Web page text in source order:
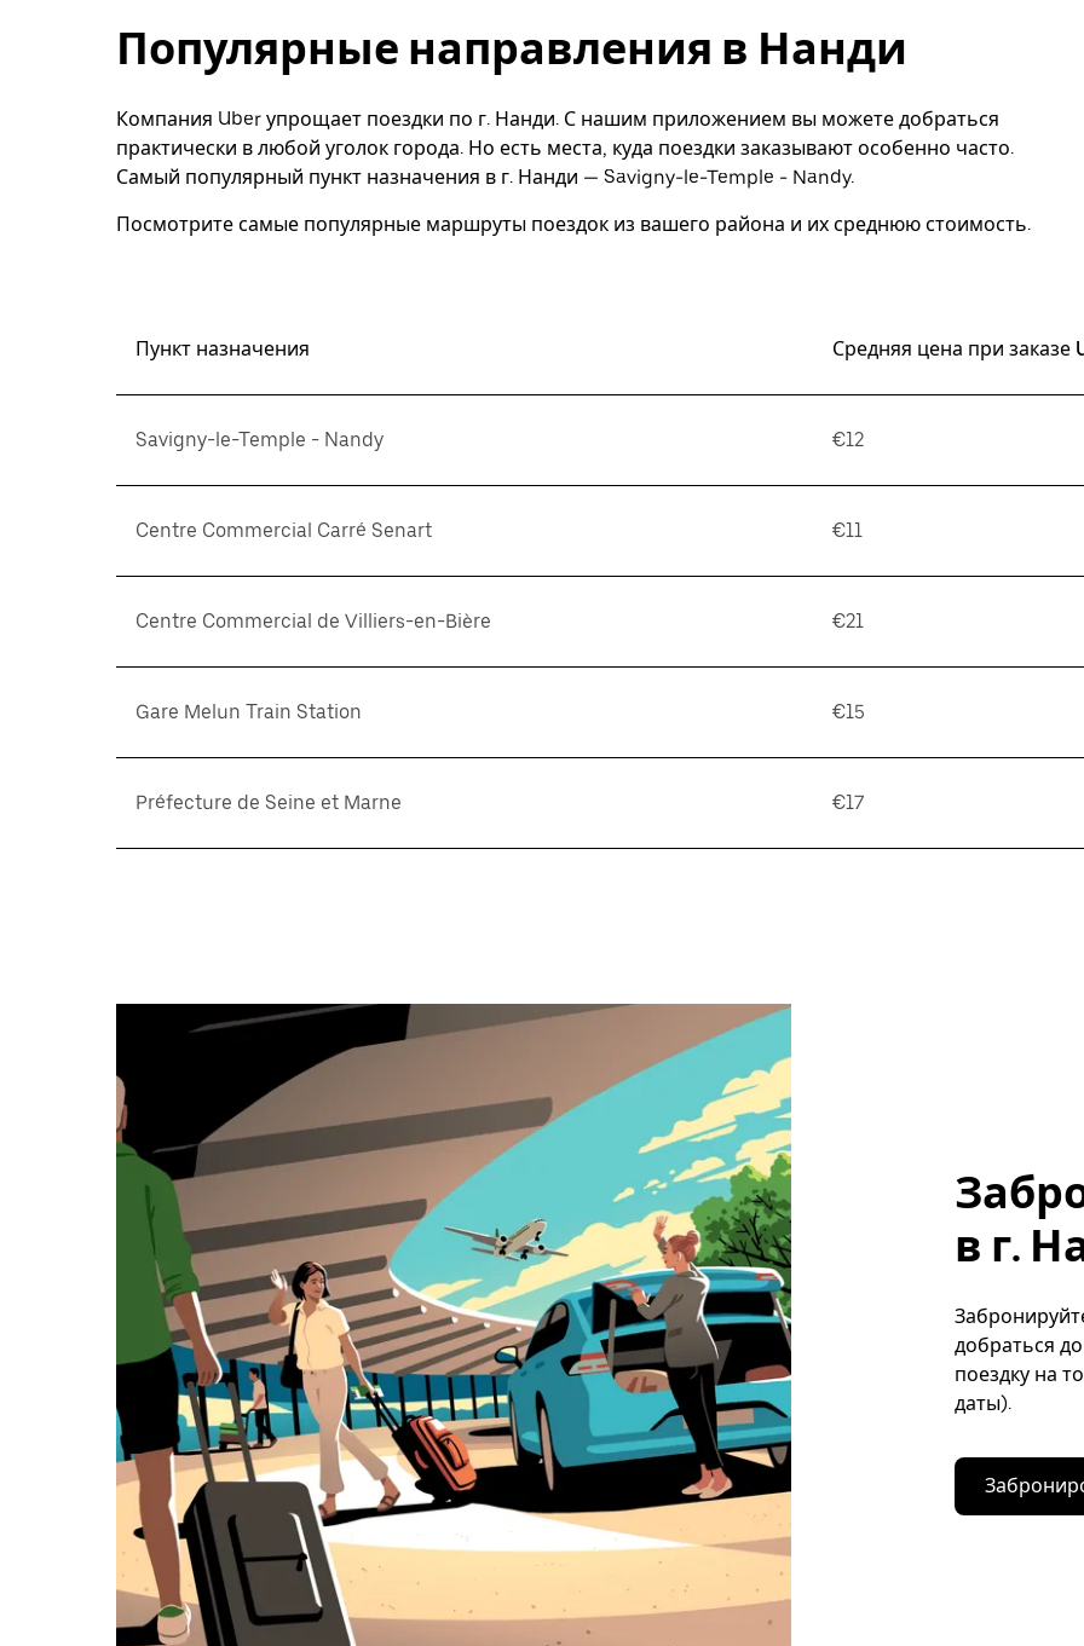
дату.
Чтобы
календарь,
Esc.
Популярные направления в Нанди
Компания Uber упрощает поездки по г. Нанди. С нашим приложением вы можете добраться
практически в любой уголок города. Но есть места, куда поездки заказывают особенно часто.
Самый популярный пункт назначения в г. Нанди — Savigny-le-Temple - Nandy.
Посмотрите самые популярные маршруты поездок из вашего района и их среднюю стоимость.
Пункт назначения Средняя цена при заказе
Savigny-le-Temple - Nandy €12
Centre Commercial Carré Senart €11
Centre Commercial de Villiers-en-Bière €21
Gare Melun Train Station €15
Préfecture de Seine et Marne €17
в г.
добраться
поездку на
даты).